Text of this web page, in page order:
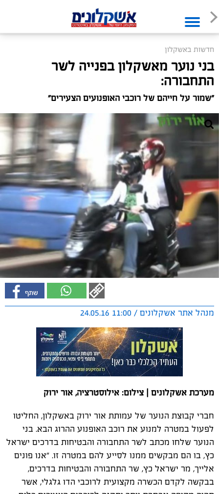
חדשות באשקלון
בני נוער מאשקלון בפנייה לשר
התחבורה:
"שמור על חייהם של רוכבי האופנועים הצעירים"
מנהל אתר אשקלונים / 11:00 24.05.16
מערכת אשקלונים | צילום: אילוסטרציה, אור ירוק
חברי קבוצת הנוער של עמותת אור ירוק באשקלון, החליטו
לפעול במטרה למנוע את רוכב האופנוע ההרוג הבא. בני
הנוער שלחו מכתב לשר התחבורה והבטיחות בדרכים ישראל
כץ, בו הם מבקשים ממנו לסייע להם במטרה זו. "אנו פונים
אלייך, מר ישראל כץ, שר התחבורה והבטיחות בדרכים,
בבקשה לקדם הכשרה מקצועית לרוכבי הדו גלגלי, אשר